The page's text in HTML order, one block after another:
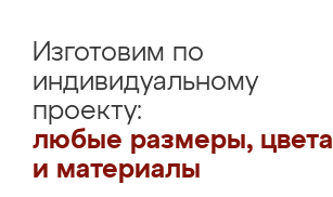
Изготовим по
индивидуальному
проекту:
любые размеры, цвета
и материалы